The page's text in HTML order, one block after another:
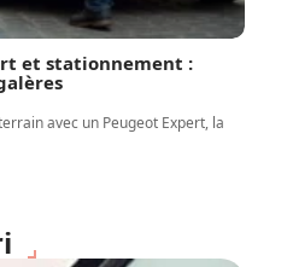
et stationnement :
avec un Peugeot Expert, la